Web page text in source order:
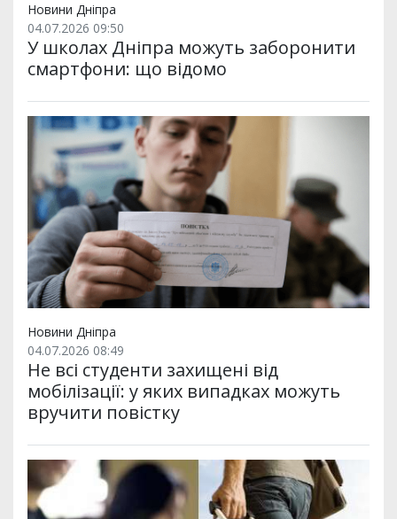
Новини Дніпра
04.07.2026 09:50
У школах Дніпра можуть заборонити
смартфони: що відомо
Новини Дніпра
04.07.2026 08:49
Не всі студенти захищені від
мобілізації: у яких випадках можуть
вручити повістку